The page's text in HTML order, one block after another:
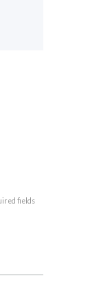
fields